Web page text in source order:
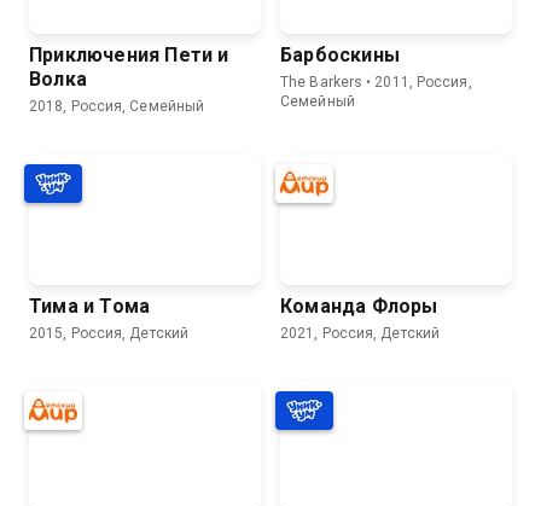
Приключения Пети и
Волка
2018, Россия, Семейный
Барбоскины
The Barkers • 2011, Россия,
Семейный
Тима и Тома
2015, Россия, Детский
Команда Флоры
2021, Россия, Детский